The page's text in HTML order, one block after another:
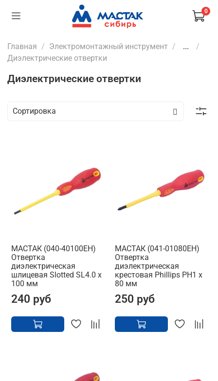
0
Главная Электромонтажный инструмент
...
Диэлектрические отвертки
Диэлектрические отвертки
МАСТАК (040-40100EH)
Отвертка
диэлектрическая
шлицевая Slotted SL4.0 x
100 мм
240 руб
МАСТАК (041-01080EH)
Отвертка
диэлектрическая
крестовая Phillips PH1 x
80 мм
250 руб